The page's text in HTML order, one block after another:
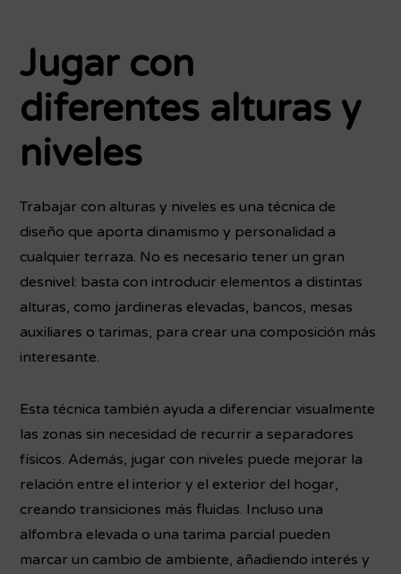
Jugar con
diferentes alturas y
niveles
Trabajar con alturas y niveles es una técnica de
diseño que aporta dinamismo y personalidad a
cualquier terraza. No es necesario tener un gran
desnivel: basta con introducir elementos a distintas
alturas, como jardineras elevadas, bancos, mesas
auxiliares o tarimas, para crear una composición más
interesante.
Esta técnica también ayuda a diferenciar visualmente
las zonas sin necesidad de recurrir a separadores
físicos. Además, jugar con niveles puede mejorar la
relación entre el interior y el exterior del hogar,
creando transiciones más fluidas. Incluso una
alfombra elevada o una tarima parcial pueden
marcar un cambio de ambiente, añadiendo interés y